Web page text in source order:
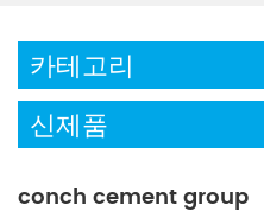
카테고리
신제품
conch cement group